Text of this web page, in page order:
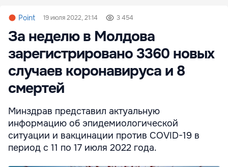
Point 19 июля 2022, 21:14 3 454
За неделю в Молдова
зарегистрировано 3360 новых
случаев коронавируса и 8
смертей
Минздрав представил актуальную
информацию об эпидемиологической
ситуации и вакцинации против COVID-19 в
период с 11 по 17 июля 2022 года.